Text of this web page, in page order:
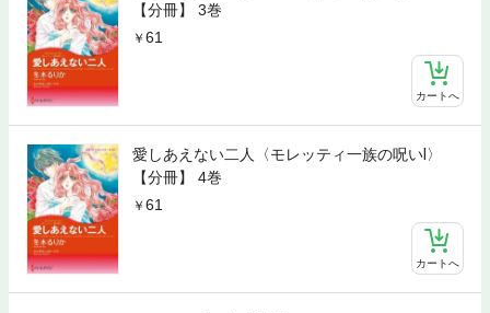
【分冊】 3巻
61
カートへ
愛しあえない二人〈モレッティ一族の呪いⅠ〉
【分冊】 4巻
61
カートへ